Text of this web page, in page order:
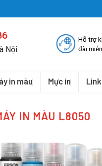
Nội.
Hỗ trợ
đài
in màu Mực in
IN MÀU L8050